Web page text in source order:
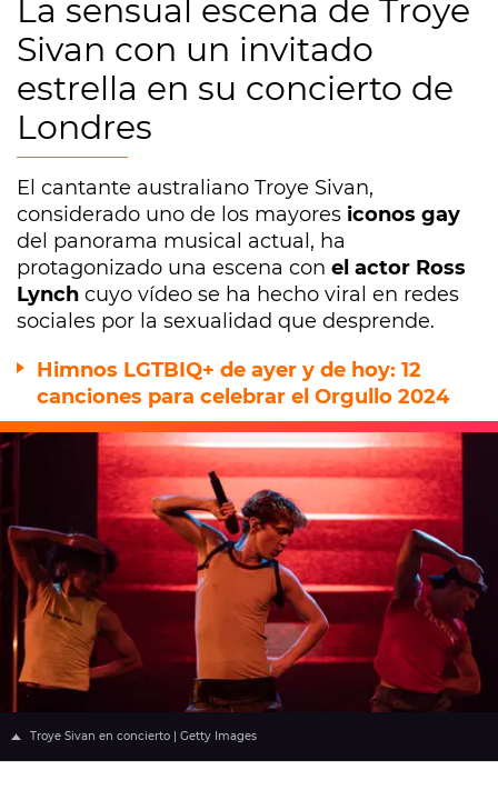
La sensual escena de Troye
Sivan con un invitado
estrella en su concierto de
Londres
El cantante australiano Troye Sivan,
considerado uno de los mayores iconos gay
del panorama musical actual, ha
protagonizado una escena con el actor Ross
Lynch cuyo vídeo se ha hecho viral en redes
sociales por la sexualidad que desprende.
Himnos LGTBIQ+ de ayer y de hoy: 12
canciones para celebrar el Orgullo 2024
Troye Sivan en concierto | Getty Images